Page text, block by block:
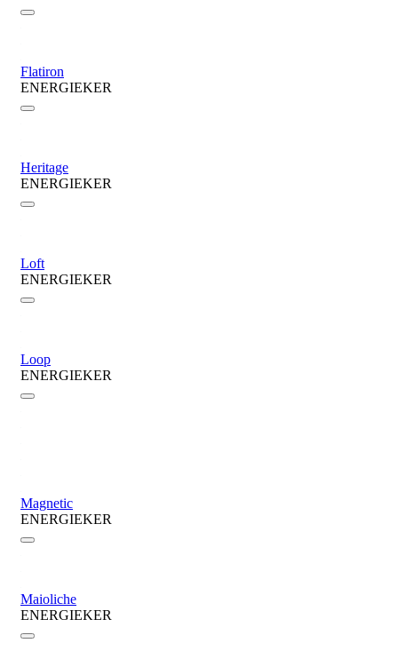
Flatiron
ENERGIEKER
Heritage
ENERGIEKER
Loft
ENERGIEKER
Loop
ENERGIEKER
Magnetic
ENERGIEKER
Maioliche
ENERGIEKER